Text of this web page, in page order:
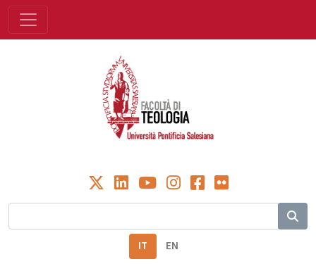
IT EN